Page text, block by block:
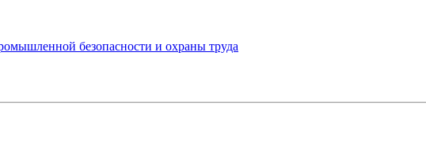
безопасности и охраны труда